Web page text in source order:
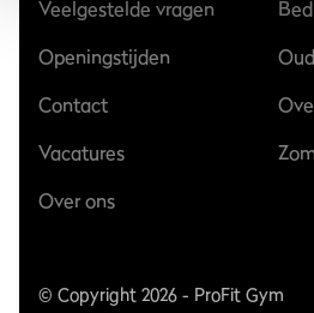
Veelgestelde vragen
Openingstijden
Contact
Vacatures
Over ons
© Copyright 2026 - ProFit Gym